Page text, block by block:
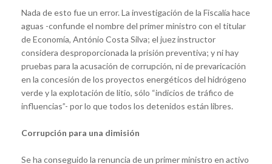
Nada de esto fue un error. La investigación de la Fiscalía hace
aguas -confunde el nombre del primer ministro con el titular
de Economía, António Costa Silva; el juez instructor
considera desproporcionada la prisión preventiva; y ni hay
pruebas para la acusación de corrupción, ni de prevaricación
en la concesión de los proyectos energéticos del hidrógeno
verde y la explotación de litio, sólo “indicios de tráfico de
influencias”- por lo que todos los detenidos están libres.
Corrupción para una dimisión
Se ha conseguido la renuncia de un primer ministro en activo